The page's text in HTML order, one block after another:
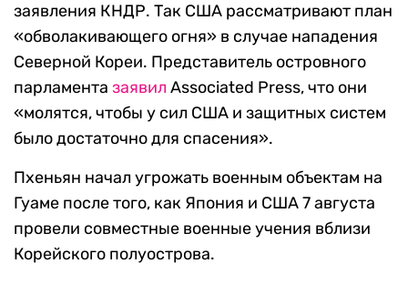
заявления КНДР. Так США рассматривают план
«обволакивающего огня» в случае нападения
Северной Кореи. Представитель островного
парламента заявил Associated Press, что они
«молятся, чтобы у сил США и защитных систем
было достаточно для спасения».
Пхеньян начал угрожать военным объектам на
Гуаме после того, как Япония и США 7 августа
провели совместные военные учения вблизи
Корейского полуострова.